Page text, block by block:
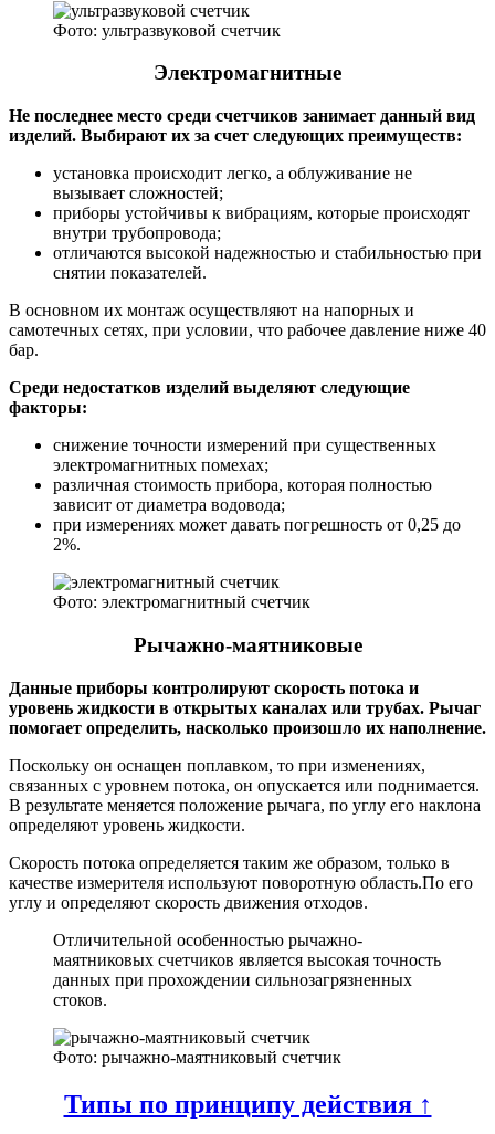
Фото: ультразвуковой счетчик
Электромагнитные
Не последнее место среди счетчиков занимает данный вид
изделий. Выбирают их за счет следующих преимуществ:
установка происходит легко, а облуживание не
вызывает сложностей;
приборы устойчивы к вибрациям, которые происходят
внутри трубопровода;
отличаются высокой надежностью и стабильностью при
снятии показателей.
В основном их монтаж осуществляют на напорных и
самотечных сетях, при условии, что рабочее давление ниже 40
бар.
Среди недостатков изделий выделяют следующие
факторы:
снижение точности измерений при существенных
электромагнитных помехах;
различная стоимость прибора, которая полностью
зависит от диаметра водовода;
при измерениях может давать погрешность от 0,25 до
2%.
Фото: электромагнитный счетчик
Рычажно-маятниковые
Данные приборы контролируют скорость потока и
уровень жидкости в открытых каналах или трубах. Рычаг
помогает определить, насколько произошло их наполнение.
Поскольку он оснащен поплавком, то при изменениях,
связанных с уровнем потока, он опускается или поднимается.
В результате меняется положение рычага, по углу его наклона
определяют уровень жидкости.
Скорость потока определяется таким же образом, только в
качестве измерителя используют поворотную область.По его
углу и определяют скорость движения отходов.
Отличительной особенностью рычажно-
маятниковых счетчиков является высокая точность
данных при прохождении сильнозагрязненных
стоков.
Фото: рычажно-маятниковый счетчик
Типы по принципу действия ↑